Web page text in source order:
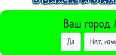
Ваш город
Да Нет,
ВЫБРАТЬ